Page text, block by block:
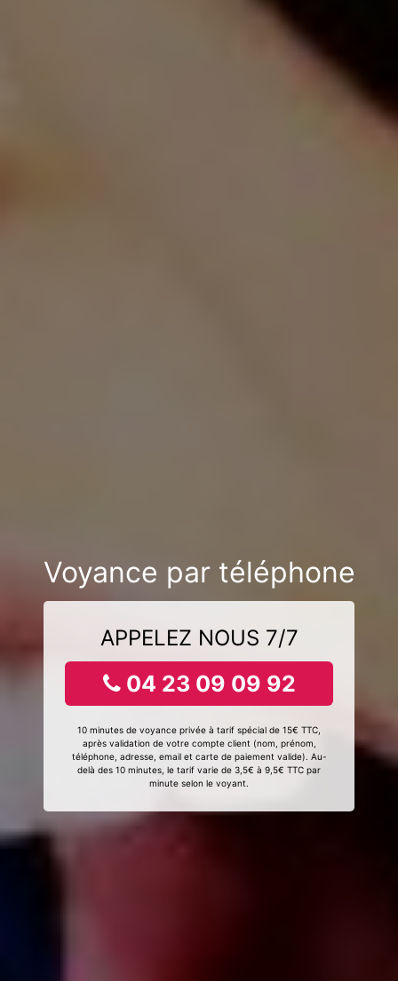
Voyance par téléphone
APPELEZ NOUS 7/7
04 23 09 09 92
10 minutes de voyance privée à tarif spécial de 15€ TTC,
après validation de votre compte client (nom, prénom,
téléphone, adresse, email et carte de paiement valide). Au-
delà des 10 minutes, le tarif varie de 3,5€ à 9,5€ TTC par
minute selon le voyant.